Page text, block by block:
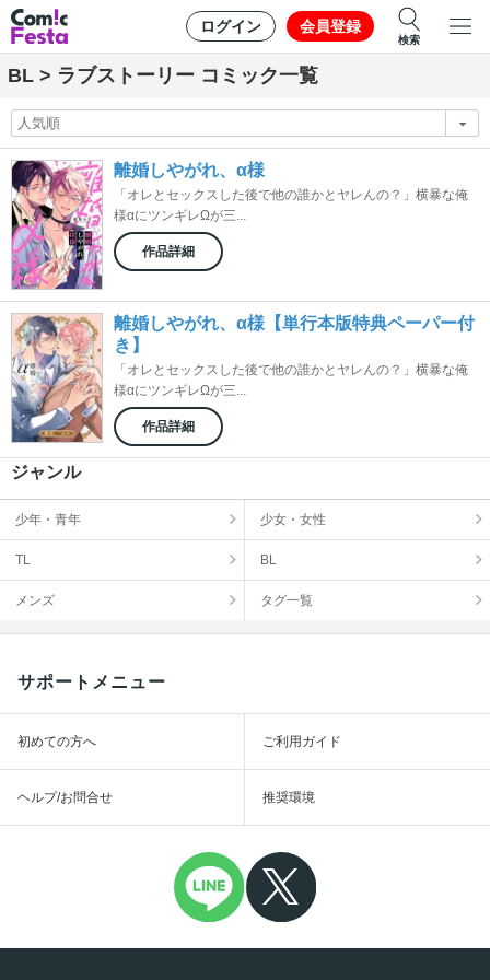
ログイン 会員登録
検索
BL > ラブストーリー コミック一覧
離婚しやがれ、α様
「オレとセックスした後で他の誰かとヤレんの？」横暴な俺
様αにツンギレΩが三...
作品詳細
離婚しやがれ、α様【単行本版特典ペーパー付
き】
「オレとセックスした後で他の誰かとヤレんの？」横暴な俺
様αにツンギレΩが三...
作品詳細
ジャンル
少年・青年 少女・女性
TL BL
メンズ タグ一覧
サポートメニュー
初めての方へ ご利用ガイド
ヘルプ/お問合せ 推奨環境